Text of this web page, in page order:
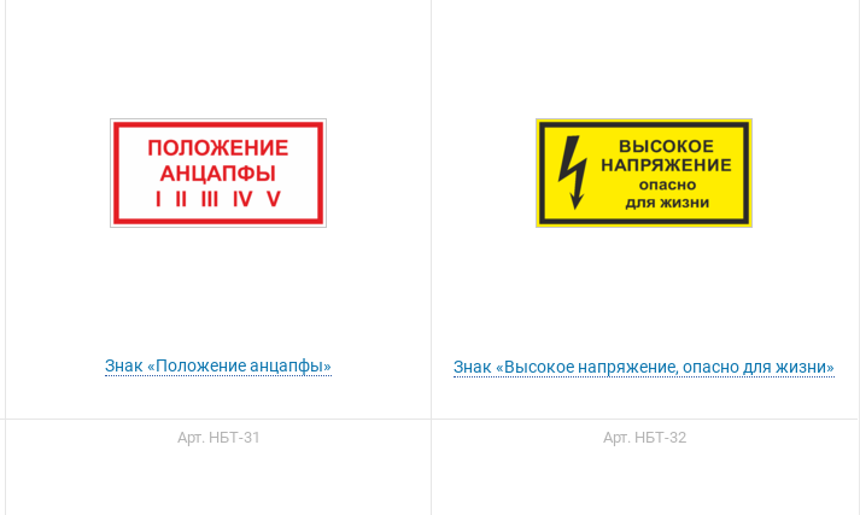
Знак «Положение анцапфы» Знак «Высокое напряжение, опасно для жизни»
Арт. НБТ-31 Арт. НБТ-32